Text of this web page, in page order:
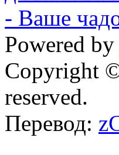
Powered by
Copyright
reserved.
Перевод: